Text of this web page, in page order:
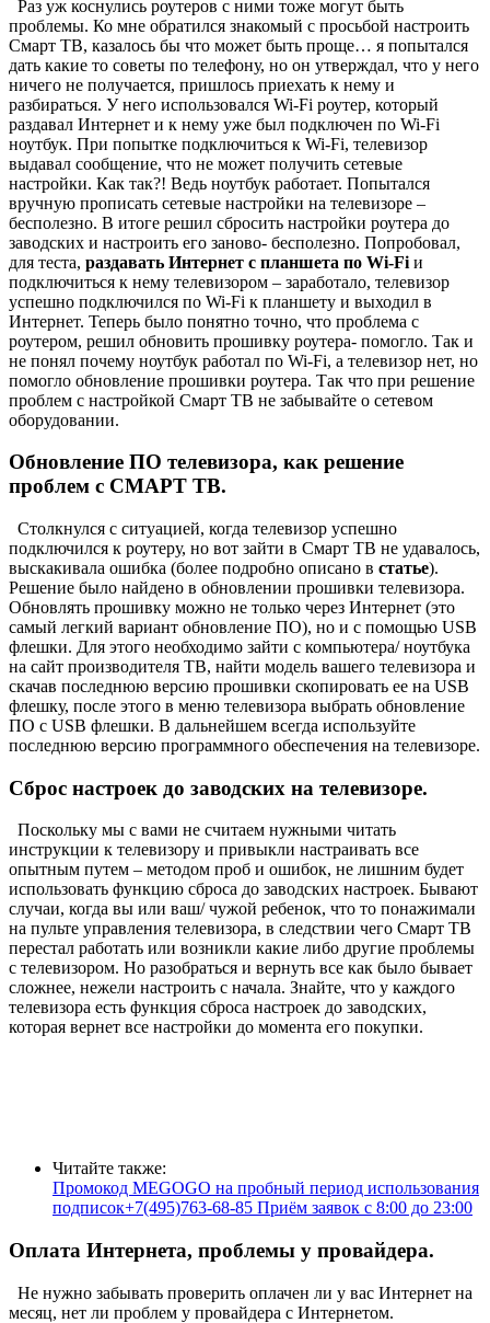
Раз уж коснулись роутеров с ними тоже могут быть
проблемы. Ко мне обратился знакомый с просьбой настроить
Смарт ТВ, казалось бы что может быть проще… я попытался
дать какие то советы по телефону, но он утверждал, что у него
ничего не получается, пришлось приехать к нему и
разбираться. У него использовался Wi-Fi роутер, который
раздавал Интернет и к нему уже был подключен по Wi-Fi
ноутбук. При попытке подключиться к Wi-Fi, телевизор
выдавал сообщение, что не может получить сетевые
настройки. Как так?! Ведь ноутбук работает. Попытался
вручную прописать сетевые настройки на телевизоре –
бесполезно. В итоге решил сбросить настройки роутера до
заводских и настроить его заново- бесполезно. Попробовал,
для теста, раздавать Интернет с планшета по Wi-Fi и
подключиться к нему телевизором – заработало, телевизор
успешно подключился по Wi-Fi к планшету и выходил в
Интернет. Теперь было понятно точно, что проблема с
роутером, решил обновить прошивку роутера- помогло. Так и
не понял почему ноутбук работал по Wi-Fi, а телевизор нет, но
помогло обновление прошивки роутера. Так что при решение
проблем с настройкой Смарт ТВ не забывайте о сетевом
оборудовании.
Обновление ПО телевизора, как решение
проблем с СМАРТ ТВ.
Столкнулся с ситуацией, когда телевизор успешно
подключился к роутеру, но вот зайти в Смарт ТВ не удавалось,
выскакивала ошибка (более подробно описано в статье).
Решение было найдено в обновлении прошивки телевизора.
Обновлять прошивку можно не только через Интернет (это
самый легкий вариант обновление ПО), но и с помощью USB
флешки. Для этого необходимо зайти с компьютера/ ноутбука
на сайт производителя ТВ, найти модель вашего телевизора и
скачав последнюю версию прошивки скопировать ее на USB
флешку, после этого в меню телевизора выбрать обновление
ПО с USB флешки. В дальнейшем всегда используйте
последнюю версию программного обеспечения на телевизоре.
Сброс настроек до заводских на телевизоре.
Поскольку мы с вами не считаем нужными читать
инструкции к телевизору и привыкли настраивать все
опытным путем – методом проб и ошибок, не лишним будет
использовать функцию сброса до заводских настроек. Бывают
случаи, когда вы или ваш/ чужой ребенок, что то понажимали
на пульте управления телевизора, в следствии чего Смарт ТВ
перестал работать или возникли какие либо другие проблемы
с телевизором. Но разобраться и вернуть все как было бывает
сложнее, нежели настроить с начала. Знайте, что у каждого
телевизора есть функция сброса настроек до заводских,
которая вернет все настройки до момента его покупки.
Читайте также:
Промокод MEGOGO на пробный период использования
подписок+7(495)763-68-85 Приём заявок с 8:00 до 23:00
Оплата Интернета, проблемы у провайдера.
Не нужно забывать проверить оплачен ли у вас Интернет на
месяц, нет ли проблем у провайдера с Интернетом.